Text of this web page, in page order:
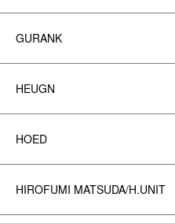
GURANK
HEUGN
HOED
HIROFUMI MATSUDA/H.UNIT